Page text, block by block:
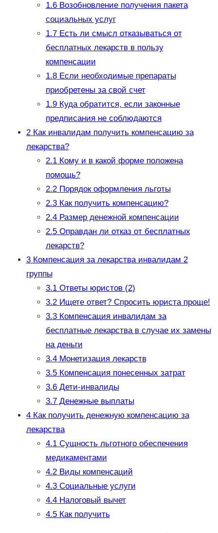
1.6Возобновление получения пакета
социальных услуг
1.7Есть ли смысл отказываться от
бесплатных лекарств в пользу
компенсации
1.8Если необходимые препараты
приобретены за свой счет
1.9Куда обратится, если законные
предписания не соблюдаются
2Как инвалидам получить компенсацию за
лекарства?
2.1Кому и в какой форме положена
помощь?
2.2Порядок оформления льготы
2.3Как получить компенсацию?
2.4Размер денежной компенсации
2.5Оправдан ли отказ от бесплатных
лекарств?
3Компенсация за лекарства инвалидам 2
группы
3.1Ответы юристов (2)
3.2Ищете ответ? Спросить юриста проще!
3.3Компенсация инвалидам за
бесплатные лекарства в случае их замены
на деньги
3.4Монетизация лекарств
3.5Компенсация понесенных затрат
3.6Дети-инвалиды
3.7Денежные выплаты
4Как получить денежную компенсацию за
лекарства
4.1Сущность льготного обеспечения
медикаментами
4.2Виды компенсаций
4.3Социальные услуги
4.4Налоговый вычет
4.5Как получить